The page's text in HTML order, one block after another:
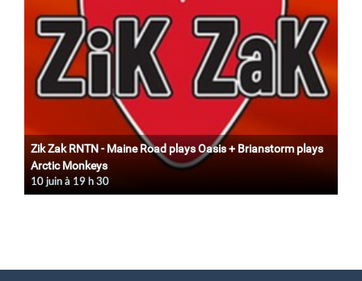
Zik Zak RNTN - Maine Road plays Oasis + Brianstorm plays
Arctic Monkeys
10 juin à 19 h 30